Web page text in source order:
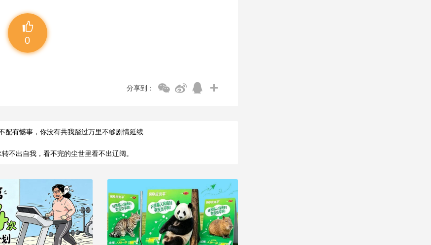
0
分享到：
配有憾事，你没有共我踏过万里不够剧情延续
不出自我，看不完的尘世里看不出辽阔。